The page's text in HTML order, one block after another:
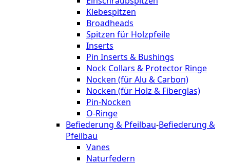
Klebespitzen
Broadheads
Spitzen für Holzpfeile
Inserts
Pin Inserts & Bushings
Nock Collars & Protector Ringe
Nocken (für Alu & Carbon)
Nocken (für Holz & Fiberglas)
Pin-Nocken
O-Ringe
Befiederung & Pfeilbau-Befiederung &
Pfeilbau
Vanes
Naturfedern